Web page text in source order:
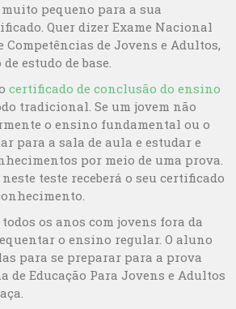
pequeno para a sua
Quer dizer Exame Nacional
Competências de Jovens e Adultos,
estudo de base.
certificado de conclusão do ensino
tradicional. Se um jovem não
o ensino fundamental ou o
para a sala de aula e estudar e
por meio de uma prova.
teste receberá o seu certificado
os anos com jovens fora da
o ensino regular. O aluno
para se preparar para a prova
de Educação Para Jovens e Adultos